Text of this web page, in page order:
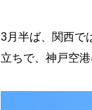
3月半ば、関西で
立ちで、神戸空